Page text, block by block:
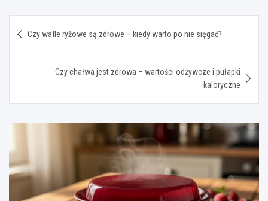
wpisu
Czy wafle ryżowe są zdrowe – kiedy warto po nie sięgać?
Czy chałwa jest zdrowa – wartości odżywcze i pułapki
kaloryczne